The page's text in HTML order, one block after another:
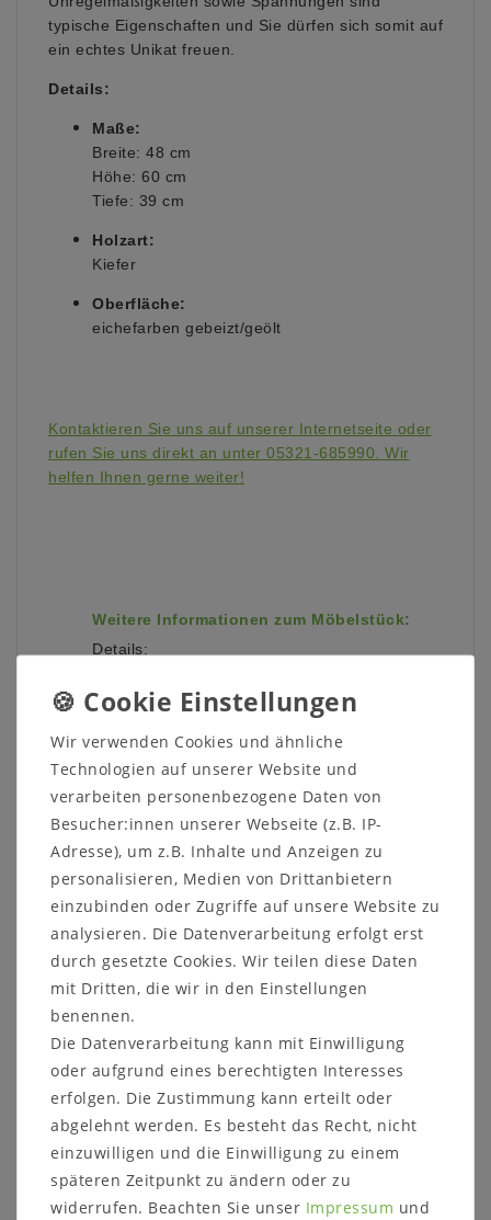
typische Eigenschaften und Sie dürfen sich somit auf
ein echtes Unikat freuen.
Details:
Maße:
Breite: 48 cm
Höhe: 60 cm
Tiefe: 39 cm
Holzart:
Kiefer
Oberfläche:
eichefarben gebeizt/geölt
Kontaktieren Sie uns auf unserer Internetseite oder
rufen Sie uns direkt an unter 05321-685990. Wir
helfen Ihnen gerne weiter!
Weitere Informationen zum Möbelstück:
Details:
Unikat
Anschlag ist beidseitig (links/rechts)
montierbar
Natürliches Spannungsfeld - Wölbungen und
Risse sind naturbedingt
Maße:
Breite: 48 cm
Höhe: 60 cm
Tiefe: 39 cm
Weitere Informationen zum Programm:
Holzart:
Kiefer
Massivholz ist ein organisches Material, das
sich an die jeweiligen Umgebungsbedingungen
anpasst. Im Laufe der Zeit können
Farbveränderungen und Rissbildungen
entstehen, verstärkt durch
Sonneneinstrahlung, starke Lichtquellen, als
Wir verwenden Cookies und ähnliche
Technologien auf unserer Website und
verarbeiten personenbezogene Daten von
Besucher:innen unserer Webseite (z.B. IP-
Adresse), um z.B. Inhalte und Anzeigen zu
personalisieren, Medien von Drittanbietern
einzubinden oder Zugriffe auf unsere Website zu
analysieren. Die Datenverarbeitung erfolgt erst
durch gesetzte Cookies. Wir teilen diese Daten
mit Dritten, die wir in den Einstellungen
benennen.
Die Datenverarbeitung kann mit Einwilligung
oder aufgrund eines berechtigten Interesses
erfolgen. Die Zustimmung kann erteilt oder
abgelehnt werden. Es besteht das Recht, nicht
einzuwilligen und die Einwilligung zu einem
späteren Zeitpunkt zu ändern oder zu
widerrufen. Beachten Sie unser Impressum und